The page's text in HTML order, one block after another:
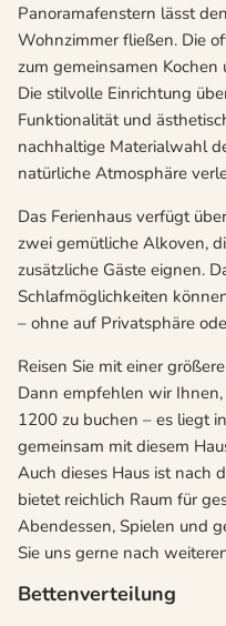
Panoramafenstern lässt
Wohnzimmer fließen. Die
zum gemeinsamen
Die stilvolle Einrichtung
Funktionalität und
nachhaltige Materialwahl
natürliche Atmosphäre
Das Ferienhaus verfügt
zwei gemütliche Alkoven,
zusätzliche Gäste eignen.
Schlafmöglichkeiten
– ohne auf Privatsphäre
Reisen Sie mit einer
Dann empfehlen wir Ihnen,
1200 zu buchen – es liegt
gemeinsam mit diesem
Auch dieses Haus ist nach
bietet reichlich Raum für
Abendessen, Spielen und
Sie uns gerne nach
Bettenverteilung